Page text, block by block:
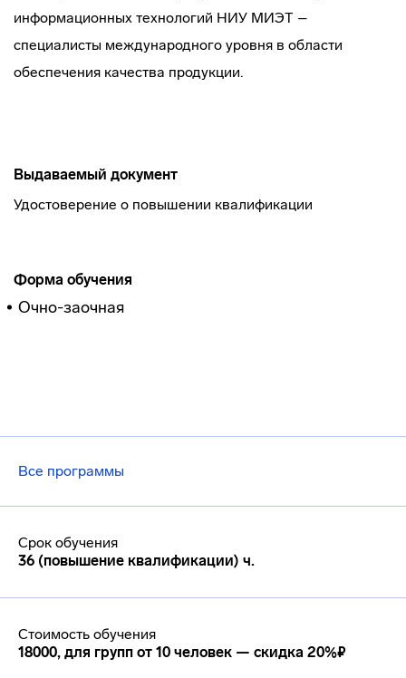
Все программы
Срок обучения
36 (повышение квалификации) ч.
Стоимость обучения
18000, для групп от 10 человек — скидка 20%₽
информационных технологий НИУ МИЭТ –
специалисты международного уровня в области
обеспечения качества продукции.
Выдаваемый документ
Удостоверение о повышении квалификации
Форма обучения
Очно-заочная